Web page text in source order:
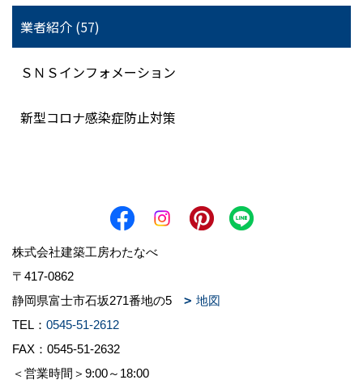
業者紹介 (57)
ＳＮＳインフォメーション
新型コロナ感染症防止対策
株式会社建築工房わたなべ
〒417-0862
静岡県富士市石坂271番地の5
地図
TEL： 0545-51-2612
FAX：0545-51-2632
＜営業時間＞9:00～18:00